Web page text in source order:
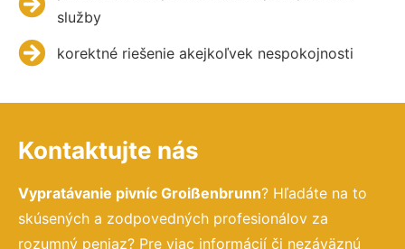
služby
korektné riešenie akejkoľvek nespokojnosti
Kontaktujte nás
Vypratávanie pivníc Groißenbrunn? Hľadáte na to
skúsených a zodpovedných profesionálov za
rozumný peniaz? Pre viac informácií či nezáväznú